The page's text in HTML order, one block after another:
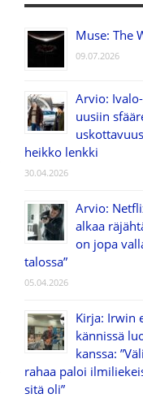
Muse:
09.07.2026
Arvio:
uusiin
heikko lenkki
30.04.2026
Arvio:
alkaa
on jopa
talossa”
05.04.2026
Kirja: Irwin
kännissä
kanssa:
rahaa paloi
sitä oli”